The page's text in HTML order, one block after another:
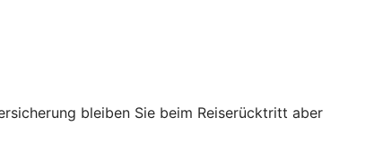
bleiben Sie beim Reiserücktritt aber